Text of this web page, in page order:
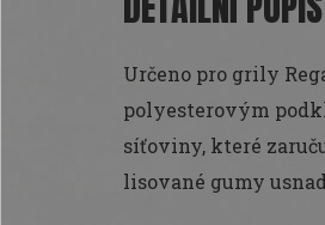
Určeno pro grily
polyesterovým
síťoviny, které
lisované gumy